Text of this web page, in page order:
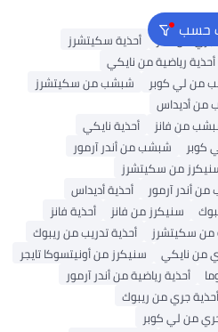
من فانز
أحذية سكيتشرز
رياضية من نايكي
لي كوبر
شبشب من سكيتشرز
أديداس
من فانز
أحذية نايكي
شبشب من أندر آرمور
من سكيتشرز
أندر آرمور
أحذية أديداس
سنيكرز من فانز
أحذية فانز
سكيتشرز
أحذية تدريب من ريبوك
نايكي
سنيكرز من أونيتسوكا تايجر
أحذية رياضية من أندر آرمور
جري من ريبوك
من لي كوبر